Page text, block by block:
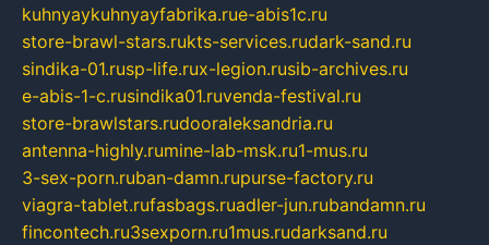
kuhnyaykuhnyayfabrika.rue-abis1c.ru
store-brawl-stars.rukts-services.rudark-sand.ru
sindika-01.rusp-life.rux-legion.rusib-archives.ru
e-abis-1-c.rusindika01.ruvenda-festival.ru
store-brawlstars.rudooraleksandria.ru
antenna-highly.rumine-lab-msk.ru1-mus.ru
3-sex-porn.ruban-damn.rupurse-factory.ru
viagra-tablet.rufasbags.ruadler-jun.rubandamn.ru
fincontech.ru3sexporn.ru1mus.rudarksand.ru